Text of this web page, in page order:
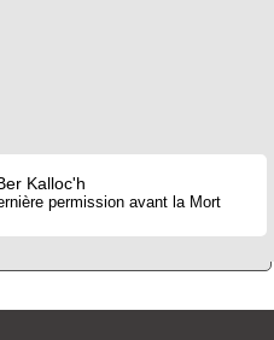
permission avant la Mort